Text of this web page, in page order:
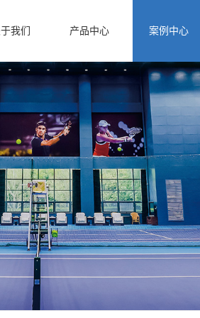
我们 产品中心 案例中心